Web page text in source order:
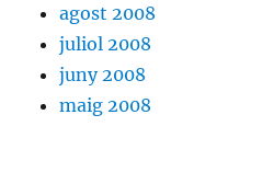
agost 2008
juliol 2008
juny 2008
maig 2008